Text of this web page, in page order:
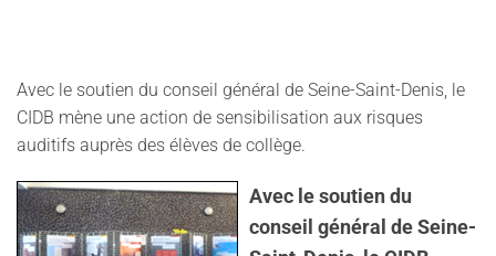
Avec le soutien du conseil général de Seine-Saint-Denis, le
CIDB mène une action de sensibilisation aux risques
auditifs auprès des élèves de collège.
Avec le soutien du
conseil général de Seine-